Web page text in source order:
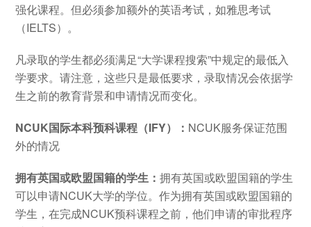
强化课程。但必须参加额外的英语考试，如雅思考试
（IELTS）。
凡录取的学生都必须满足“大学课程搜索”中规定的最低入
学要求。请注意，这些只是最低要求，录取情况会依据学
生之前的教育背景和申请情况而变化。
NCUK国际本科预科课程（IFY）： NCUK服务保证范围
外的情况
拥有英国或欧盟国籍的学生：拥有英国或欧盟国籍的学生
可以申请NCUK大学的学位。作为拥有英国或欧盟国籍的
学生，在完成NCUK预科课程之前，他们申请的审批程序